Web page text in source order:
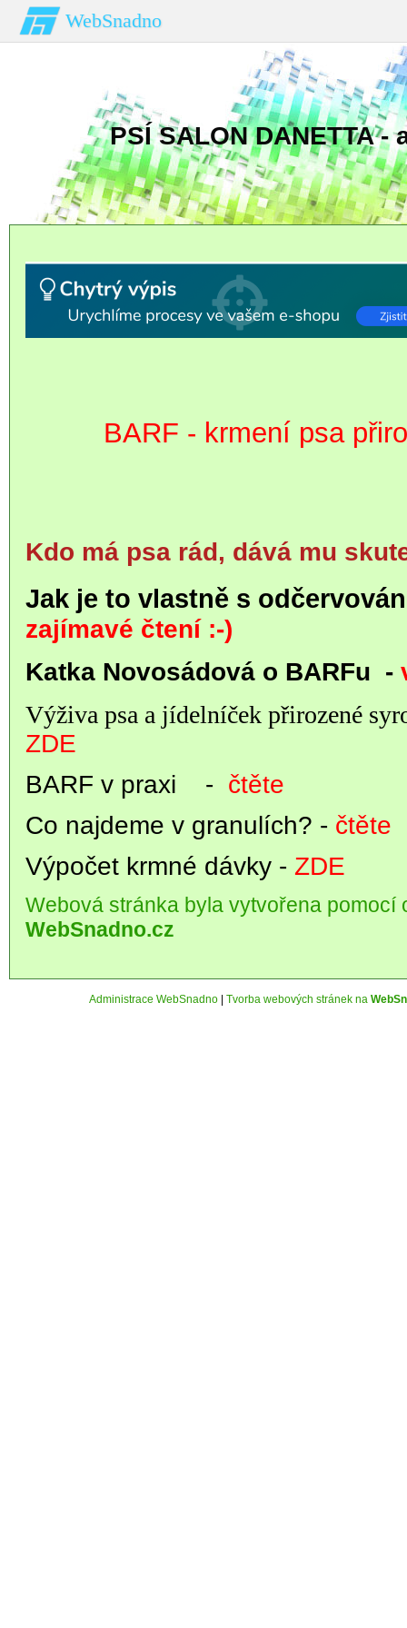
WebSnadno
PSÍ SALON DANETTA -
BARF - krmení psa
Kdo má psa rád, dává mu
Jak je to vlastně s
zajímavé čtení :-)
Katka Novosádová o BARFu -
Výživa psa a jídelníček přirozené
ZDE
BARF v praxi - čtěte
Co najdeme v granulích? - čtěte
Výpočet krmné dávky - ZDE
Webová stránka byla vytvořena pomocí
WebSnadno.cz
Administrace WebSnadno| Tvorba webových stránek na